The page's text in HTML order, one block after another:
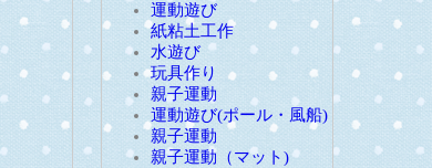
運動遊び
紙粘土工作
水遊び
玩具作り
親子運動
運動遊び(ポール・風船)
親子運動
親子運動（マット)